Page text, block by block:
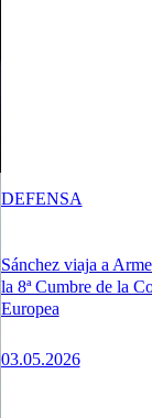
Sánchez viaja a
la 8ª Cumbre de la
Europea
03.05.2026
DEFENSA